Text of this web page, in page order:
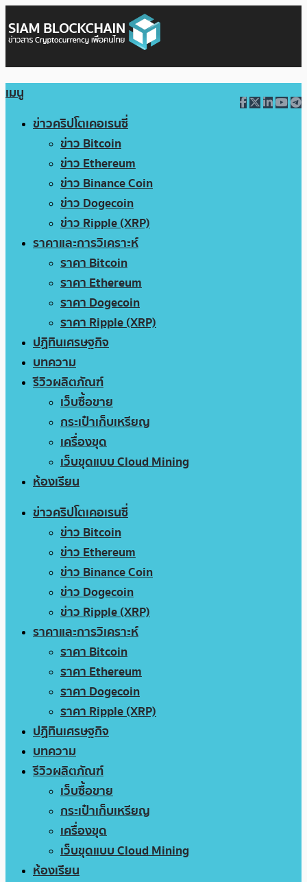
เมนู
ข่าวคริปโตเคอเรนซี่
ข่าว Bitcoin
ข่าว Ethereum
ข่าว Binance Coin
ข่าว Dogecoin
ข่าว Ripple (XRP)
ราคาและการวิเคราะห์
ราคา Bitcoin
ราคา Ethereum
ราคา Dogecoin
ราคา Ripple (XRP)
ปฏิทินเศรษฐกิจ
บทความ
รีวิวผลิตภัณฑ์
เว็บซื้อขาย
กระเป๋าเก็บเหรียญ
เครื่องขุด
เว็บขุดแบบ Cloud Mining
ห้องเรียน
ข่าวคริปโตเคอเรนซี่
ข่าว Bitcoin
ข่าว Ethereum
ข่าว Binance Coin
ข่าว Dogecoin
ข่าว Ripple (XRP)
ราคาและการวิเคราะห์
ราคา Bitcoin
ราคา Ethereum
ราคา Dogecoin
ราคา Ripple (XRP)
ปฏิทินเศรษฐกิจ
บทความ
รีวิวผลิตภัณฑ์
เว็บซื้อขาย
กระเป๋าเก็บเหรียญ
เครื่องขุด
เว็บขุดแบบ Cloud Mining
ห้องเรียน